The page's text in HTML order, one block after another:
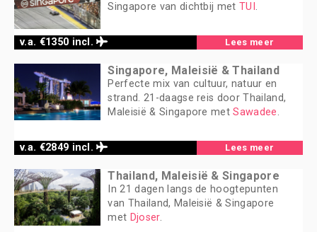
v.a. €1350 incl.
Singapore van dichtbij metTUI.
Lees meer
v.a. €2849 incl.
Singapore, Maleisië & Thailand
Perfecte mix van cultuur, natuur en
strand. 21-daagse reis door Thailand,
Maleisië & Singapore metSawadee.
Lees meer
Thailand, Maleisië & Singapore
In 21 dagen langs de hoogtepunten
van Thailand, Maleisië & Singapore
met Djoser.